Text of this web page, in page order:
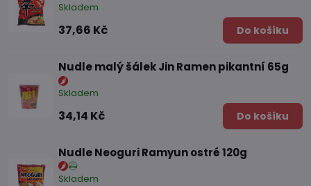
Skladem
37,66 Kč Do košíku
Nudle malý šálek Jin Ramen pikantní 65g
Skladem
34,14 Kč Do košíku
Nudle Neoguri Ramyun ostré 120g
Skladem